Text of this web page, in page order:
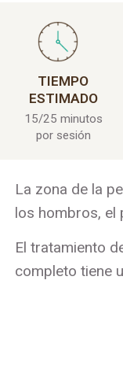
TIEMPO
ESTIMADO
15/25 minutos
por sesión
La zona de la
los hombros, el
El tratamiento
completo tiene